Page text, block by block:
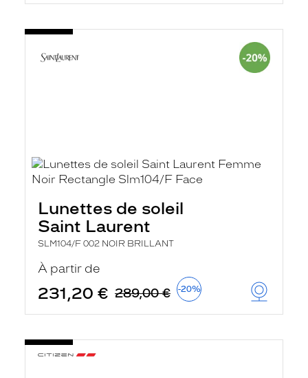
Lunettes de soleil
Saint Laurent
SLM104/F 002 NOIR BRILLANT
À partir de
231,20 € 289,00 € -20%